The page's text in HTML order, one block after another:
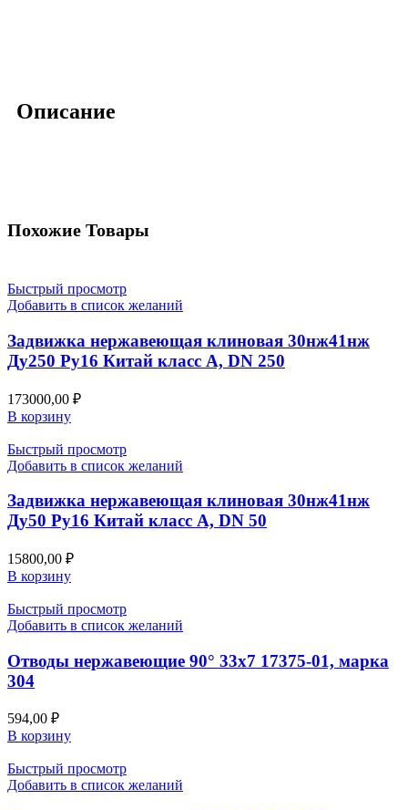
Описание
Похожие Товары
Быстрый просмотр
Добавить в список желаний
Задвижка нержавеющая клиновая 30нж41нж
Ду250 Ру16 Китай класс А, DN 250
173000,00 ₽
В корзину
Быстрый просмотр
Добавить в список желаний
Задвижка нержавеющая клиновая 30нж41нж
Ду50 Ру16 Китай класс А, DN 50
15800,00 ₽
В корзину
Быстрый просмотр
Добавить в список желаний
Отводы нержавеющие 90° 33х7 17375-01, марка
304
594,00 ₽
В корзину
Быстрый просмотр
Добавить в список желаний